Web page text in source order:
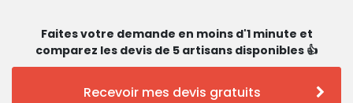
Faites votre demande en moins d'1 minute et
comparez les devis de 5 artisans disponibles 👍
Recevoir mes devis gratuits